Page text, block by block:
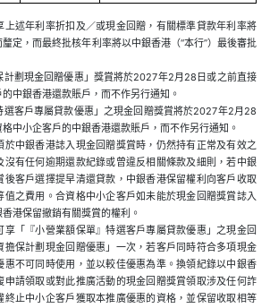
上述年利率折扣及／或現金回贈，有關標準貸款年利率將
定，而最終批核年利率將以中銀香港（“本行”）最後審批
計劃現金回贈優惠」獎賞將於2027年2月28日或之前直接
中銀香港還款賬戶，而不作另行通知。
選客戶專屬貸款優惠」之現金回贈獎賞將於2027年2月28
中小企客戶的中銀香港還款賬戶，而不作另行通知。
於中銀香港誌入現金回贈獎賞時，仍然持有正常及有效之
沒有任何逾期還款紀錄或曾違反相關條款及細則，若中銀
後客戶選擇提早清還貸款，中銀香港保留權利向客戶收取
值之費用。合資格中小企客戶如未能於現金回贈獎賞誌入
港保留撤銷有關獎賞的權利。
享「『小營業額保單』特選客戶專屬貸款優惠」之現金回
擔保計劃現金回贈優惠」一次，若客戶同時符合多項現金
惠不可同時使用，並以較佳優惠為準。換領紀錄以中銀香
申請領取或對此推廣活動的現金回贈獎賞領取涉及任何詐
終止中小企客戶獲取本推廣優惠的資格，並保留收取相等